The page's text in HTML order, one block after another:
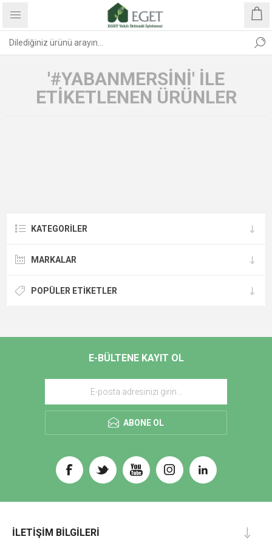
'#YABANMERSINI' ILE
ETIKETLENEN ÜRÜNLER
KATEGORİLER
MARKALAR
POPÜLER ETIKETLER
E-BÜLTENE KAYIT OL
ABONE OL
İLETIŞIM BILGILERI